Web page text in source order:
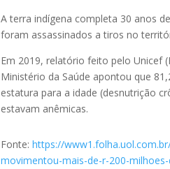
A terra indígena completa 30 anos
foram assassinados a tiros no
Em 2019, relatório feito pelo Unicef
Ministério da Saúde apontou que
estatura para a idade (desnutrição
estavam anêmicas.
Fonte:https://
movimentou-mais-de-r-200-